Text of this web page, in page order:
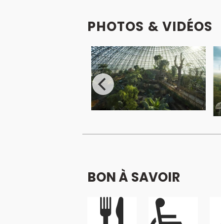
PHOTOS & VIDÉOS
BON À SAVOIR